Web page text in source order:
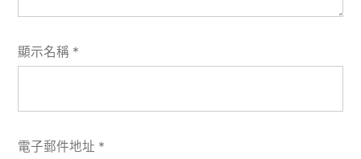
顯示名稱 *
電子郵件地址 *